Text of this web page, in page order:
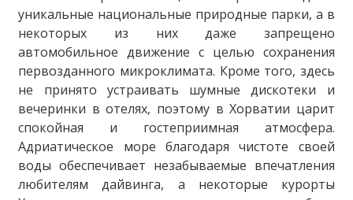
уникальные национальные природные парки, а в
некоторых из них даже запрещено
автомобильное движение с целью сохранения
первозданного микроклимата. Кроме того, здесь
не принято устраивать шумные дискотеки и
вечеринки в отелях, поэтому в Хорватии царит
спокойная и гостеприимная атмосфера.
Адриатическое море благодаря чистоте своей
воды обеспечивает незабываемые впечатления
любителям дайвинга, а некоторые курорты